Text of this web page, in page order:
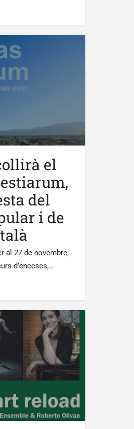
el
del
i de
al 27 de novembre,
d’enceses,…